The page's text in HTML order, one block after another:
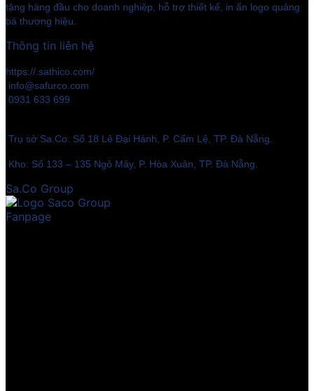
tặng hàng đầu cho doanh nghiệp, hỗ trợ thiết kế, in ấn logo quảng
bá thương hiệu.
Thông tin liên hệ
https://.sathico.com/
info@safurco.com
0931 633 699
Trụ sở Sa.Co: Số 18 Lê Đại Hành, P. Cẩm Lệ, TP. Đà Nẵng.
Kho: Số 133 – 135 Ngô Mây, P. Hòa Xuân, TP. Đà Nẵng.
Sa.Co Group
Fanpage